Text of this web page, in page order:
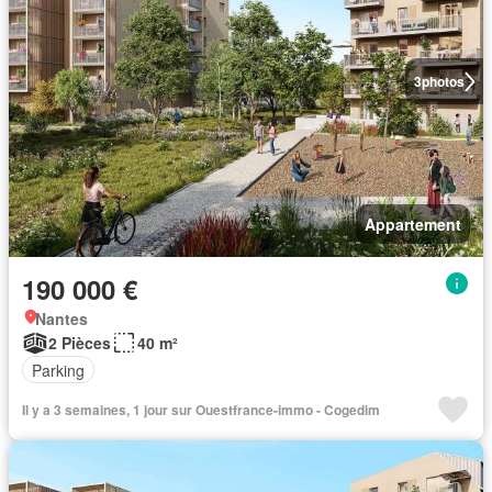
3photos
Appartement
190 000 €
Nantes
2 Pièces
40 m²
Parking
Il y a 3 semaines, 1 jour sur Ouestfrance-immo - Cogedim